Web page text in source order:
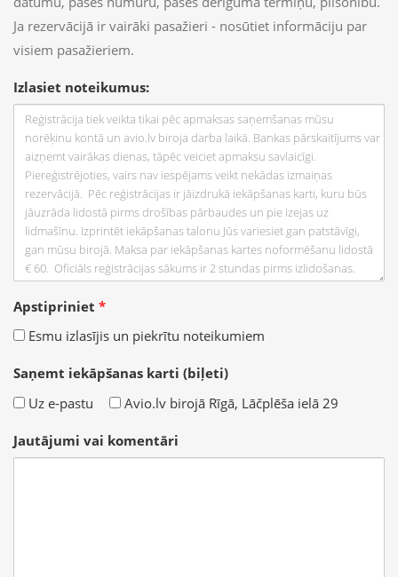
Ja rezervācijā ir vairāki pasažieri - nosūtiet informāciju par
visiem pasažieriem.
Izlasiet noteikumus:
Apstipriniet *
Esmu izlasījis un piekrītu noteikumiem
Saņemt iekāpšanas karti (biļeti)
Uz e-pastu
Avio.lv birojā Rīgā, Lāčplēša ielā 29
Jautājumi vai komentāri